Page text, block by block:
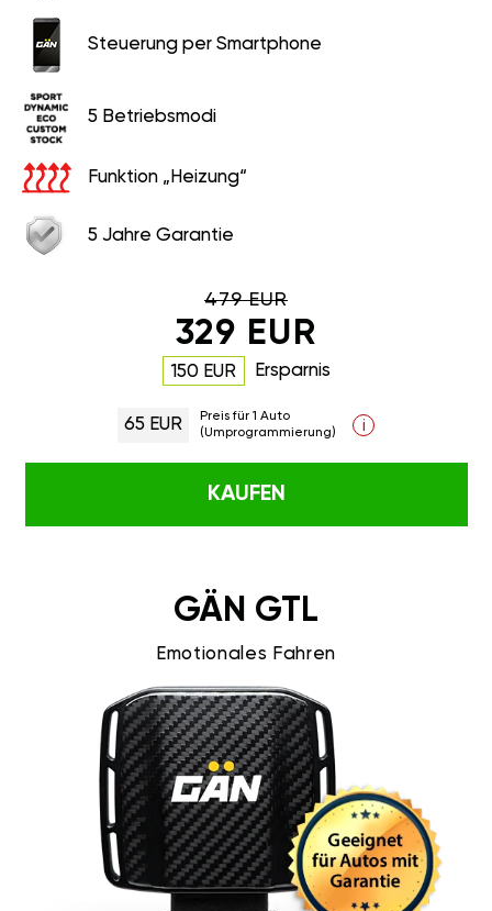
Steuerung per Smartphone
5 Betriebsmodi
Funktion „Heizung“
5 Jahre Garantie
479 EUR
329 EUR
150 EUR Ersparnis
65 EUR
Preis für 1 Auto
(Umprogrammierung)
i
KAUFEN
GÄN GTL
Emotionales Fahren